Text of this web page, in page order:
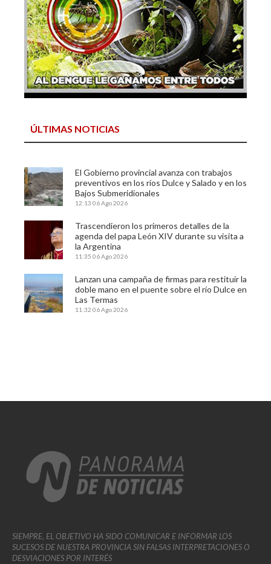
ÚLTIMAS NOTICIAS
El Gobierno provincial avanza con trabajos
preventivos en los ríos Dulce y Salado y en los
Bajos Submeridionales
12:13 06 Ago 2026
Trascendieron los primeros detalles de la
agenda del papa León XIV durante su visita a
la Argentina
11:35 06 Ago 2026
Lanzan una campaña de firmas para restituir la
doble mano en el puente sobre el río Dulce en
Las Termas
11:32 06 Ago 2026
SIEMPRE, EL OBJETIVO HA SIDO COMUNICAR E INFORMAR LOS
SUCESOS DE NUESTRA PROVINCIA SIN FALSAS INTERPRETACIONES O
DESVIACIONES POR INTERÉS